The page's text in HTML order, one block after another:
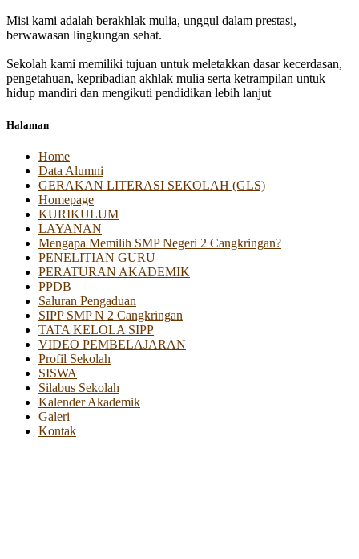
Misi kami adalah berakhlak mulia, unggul dalam prestasi,
berwawasan lingkungan sehat.
Sekolah kami memiliki tujuan untuk meletakkan dasar kecerdasan,
pengetahuan, kepribadian akhlak mulia serta ketrampilan untuk
hidup mandiri dan mengikuti pendidikan lebih lanjut
Halaman
Home
Data Alumni
GERAKAN LITERASI SEKOLAH (GLS)
Homepage
KURIKULUM
LAYANAN
Mengapa Memilih SMP Negeri 2 Cangkringan?
PENELITIAN GURU
PERATURAN AKADEMIK
PPDB
Saluran Pengaduan
SIPP SMP N 2 Cangkringan
TATA KELOLA SIPP
VIDEO PEMBELAJARAN
Profil Sekolah
SISWA
Silabus Sekolah
Kalender Akademik
Galeri
Kontak